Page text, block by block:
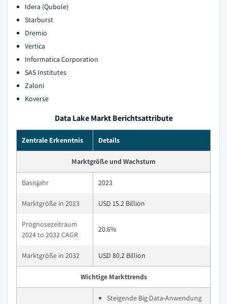
Idera (Qubole)
Starburst
Dremio
Vertica
Informatica Corporation
SAS Institutes
Zaloni
Koverse
Data Lake Markt Berichtsattribute
Zentrale Erkenntnis Details
Marktgröße und Wachstum
Basisjahr 2023
Marktgröße in 2023 USD 15.2 Billion
Prognosezeitraum
2024 to 2032 CAGR
20.6%
Marktgröße in 2032 USD 80.2 Billion
Wichtige Markttrends
Steigende Big Data-Anwendung